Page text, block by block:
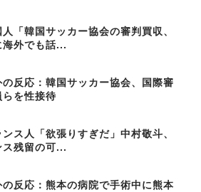
人「韓国サッカー協会の審判買収、
海外でも話...
の反応：韓国サッカー協会、国際審
らを性接待
ンス人「欲張りすぎだ」中村敬斗、
ス残留の可...
の反応：熊本の病院で手術中に熊本